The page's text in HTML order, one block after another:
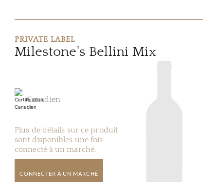
PRIVATE LABEL
Milestone's Bellini Mix
Canadien
Plus de détails sur ce produit
sont disponibles une fois
connecté à un marché.
CONNECTER À UN MARCHÉ